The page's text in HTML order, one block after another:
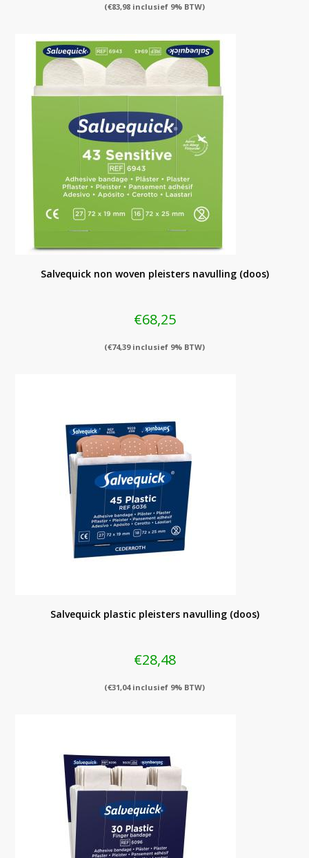
(€83,98 inclusief 9% BTW)
Salvequick non woven pleisters navulling (doos)
€68,25
(€74,39inclusief 9% BTW)
Salvequick plastic pleisters navulling (doos)
€28,48
(€31,04inclusief 9% BTW)